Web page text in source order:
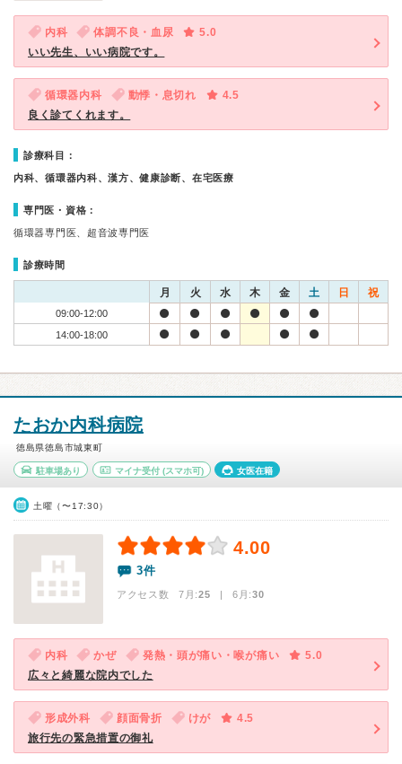
内科 体調不良・血尿
5.0
いい先生、いい病院です。
循環器内科 動悸・息切れ
4.5
良く診てくれます。
診療科目：
内科、循環器内科、漢方、健康診断、在宅医療
専門医・資格：
循環器専門医、超音波専門医
診療時間
月 火 水 木 金 土 日 祝
09:00-12:00
14:00-18:00
たおか内科病院
徳島県徳島市城東町
駐車場あり マイナ受付(スマホ可) 女医在籍
土曜（〜17:30）
4.00
3件
アクセス数 7月:25 | 6月:30
内科 かぜ 発熱・頭が痛い・喉が痛い
5.0
広々と綺麗な院内でした
形成外科 顔面骨折 けが
4.5
旅行先の緊急措置の御礼